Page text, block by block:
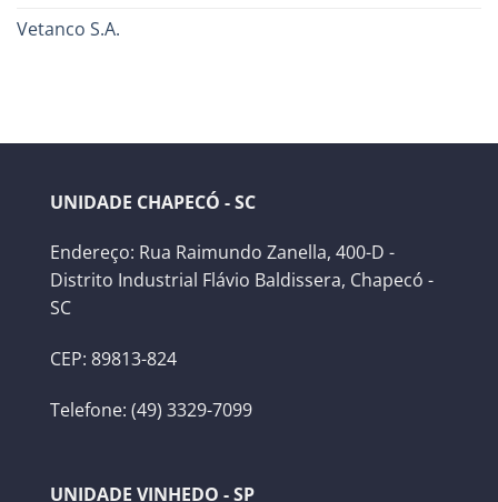
Vetanco S.A.
UNIDADE CHAPECÓ - SC
Endereço: Rua Raimundo Zanella, 400-D -
Distrito Industrial Flávio Baldissera, Chapecó -
SC
CEP: 89813-824
Telefone: (49) 3329-7099
UNIDADE VINHEDO - SP